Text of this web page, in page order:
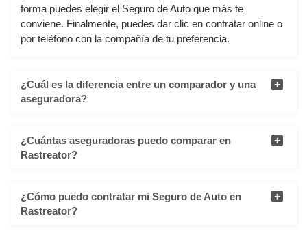
forma puedes elegir el Seguro de Auto que más te
conviene. Finalmente, puedes dar clic en contratar online o
por teléfono con la compañía de tu preferencia.
¿Cuál es la diferencia entre un comparador y una
aseguradora?
¿Cuántas aseguradoras puedo comparar en
Rastreator?
¿Cómo puedo contratar mi Seguro de Auto en
Rastreator?